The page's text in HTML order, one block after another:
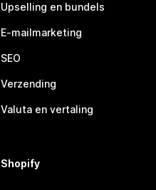
Upselling en bundels
E-mailmarketing
SEO
Verzending
Valuta en vertaling
Shopify